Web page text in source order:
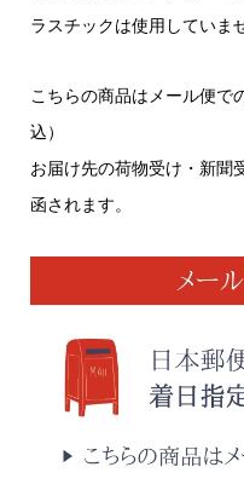
ラスチックは使用していま
こちらの商品はメール便で
込）
お届け先の荷物受け・新聞
函されます。